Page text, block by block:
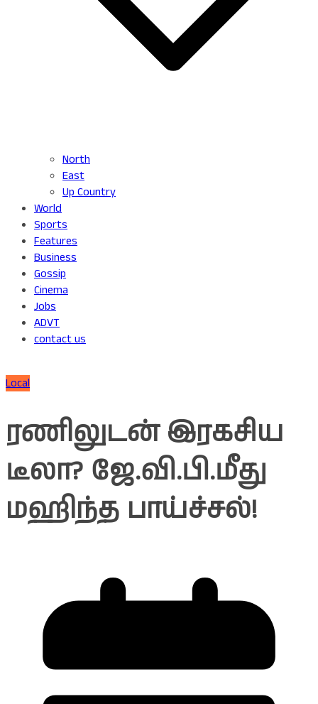
North
East
Up Country
World
Sports
Features
Business
Gossip
Cinema
Jobs
ADVT
contact us
Local
ரணிலுடன் இரகசிய
டீலா? ஜே.வி.பி.மீது
மஹிந்த பாய்ச்சல்!